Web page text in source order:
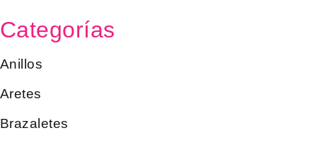
Categorías
Anillos
Aretes
Brazaletes